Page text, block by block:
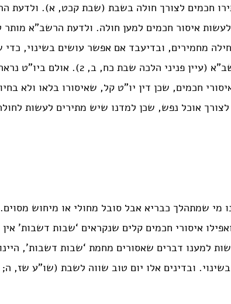
חכמים לצורך חולה בשבת (שבת קכט, א). ולדעת
איסור חכמים למען חולה. ולדעת הרשב”א מותר
מחמירים, ובדיעבד אם אפשר עושים בשינוי, כדי
דשבות’, ובלית ברירה סומכים על הרשב”א (עיין פניני הלכה שבת
חכמים, שכן דין יו”ט קל, שאיסורו בלאו ולא
אוכל נפש, שכן למדנו שיש מתירים לעשות
מי שמתהלך כבריא אבל סובל מחולי או מיחוש מסוים.
איסורי חכמים קלים שנקראים ‘שבות דשבות’
למענו דברים שאסורים מחמת ‘שבות דשבות’,
ובדינים אלו יום טוב שווה לשבת (שו”ע שז,